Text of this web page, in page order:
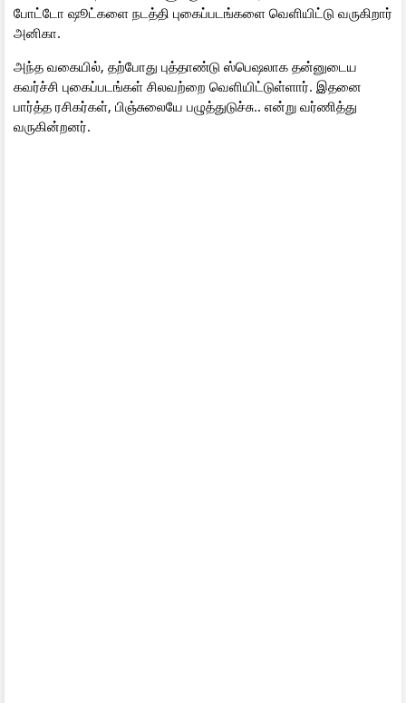
போட்டோ ஷூட்களை நடத்தி புகைப்படங்களை வெளியிட்டு வருகிறார்
அனிகா.
அந்த வகையில், தற்போது புத்தாண்டு ஸ்பெஷலாக தன்னுடைய
கவர்ச்சி புகைப்படங்கள் சிலவற்றை வெளியிட்டுள்ளார். இதனை
பார்த்த ரசிகர்கள், பிஞ்சுலையே பழுத்துடுச்சு.. என்று வர்ணித்து
வருகின்றனர்.